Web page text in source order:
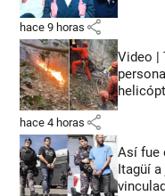
hace 9 horas share
Video |
hace 4 horas share
Así fue
Itagüí